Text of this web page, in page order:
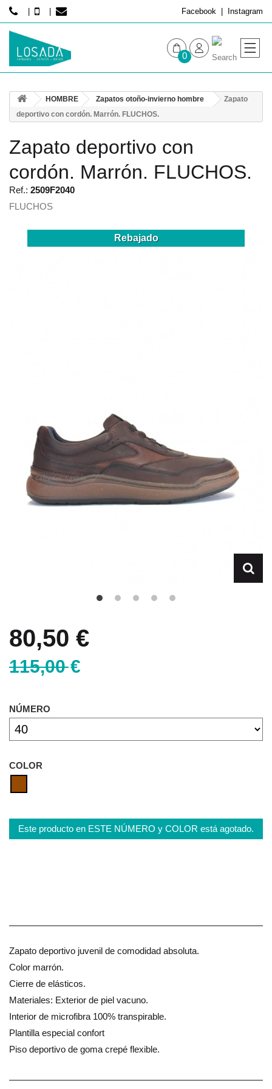
Facebook Instagram
0
HOMBRE
HOMBRE Zapatos otoño-invierno hombre
Zapato
deportivo con cordón. Marrón. FLUCHOS.
Zapato deportivo con
cordón. Marrón. FLUCHOS.
Ref.: 2509F2040
FLUCHOS
Rebajado
80,50 €
115,00 €
NÚMERO
COLOR
Este producto en ESTE NÚMERO y COLOR está agotado.
Zapato deportivo juvenil de comodidad absoluta.
Color marrón.
Cierre de elásticos.
Materiales: Exterior de piel vacuno.
Interior de microfibra 100% transpirable.
Plantilla especial confort
Piso deportivo de goma crepé flexible.